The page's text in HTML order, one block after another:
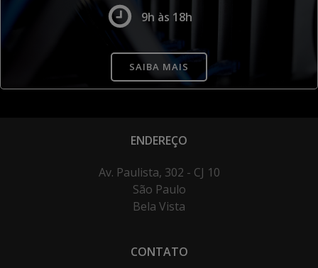
9h às 18h
SAIBA MAIS
ENDEREÇO
Av. Paulista, 302 - CJ 10
São Paulo
Bela Vista
CONTATO